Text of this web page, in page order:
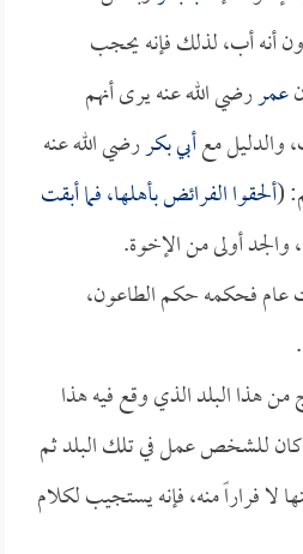
أنه أب، لذلك فإنه يحجب
عمررضي الله عنه يرى أنهم
والدليل معأبي بكررضي الله عنه
(ألحقوا الفرائض بأهلها، فما أبقت
والجد أولى من الإخوة.
فحكمه حكم الطاعون،
من هذا البلد الذي وقع فيه هذا
كان للشخص عمل في تلك البلد ثم
لا فراراً منه، فإنه يستجيب لكلام